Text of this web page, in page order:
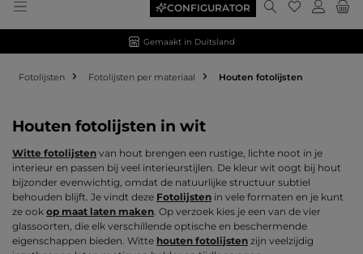
CONFIGURATOR Je hebt 0
Gemaakt in Duitsland
Fotolijsten Fotolijsten per materiaal Houten fotolijsten
Houten fotolijsten in wit
Witte fotolijsten van hout brengen een rustige, lichte noot in je
interieur en passen bij veel interieurstijlen. De kleur wit oogt bij hout
bijzonder evenwichtig, omdat de natuurlijke structuur subtiel
behouden blijft. Je vindt deze Fotolijsten in vele formaten en je kunt
ze ook op maat laten maken . Op verzoek kies je een van de vier
glassoorten, die elk verschillende optische en beschermende
eigenschappen bieden. Witte houten fotolijsten zijn veelzijdig